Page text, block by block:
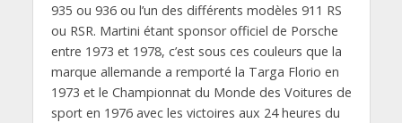
935 ou 936 ou l’un des différents modèles 911 RS
ou RSR. Martini étant sponsor officiel de Porsche
entre 1973 et 1978, c’est sous ces couleurs que la
marque allemande a remporté la Targa Florio en
1973 et le Championnat du Monde des Voitures de
sport en 1976 avec les victoires aux 24 heures du